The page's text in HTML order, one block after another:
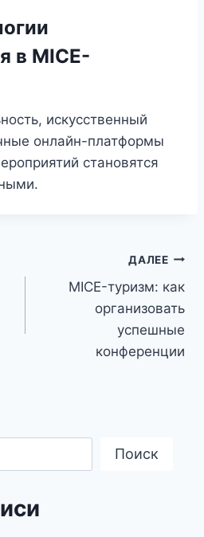
в MICE-
искусственный
онлайн-платформы
становятся
ДАЛЕЕ
MICE-туризм: как
организовать
успешные
конференции
Поиск